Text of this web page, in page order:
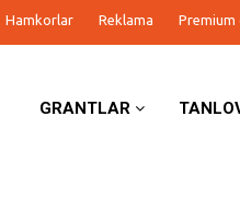
Hamkorlar Reklama Premium
GRANTLAR